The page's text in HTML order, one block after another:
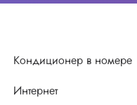
Кондиционер в номере
Интернет